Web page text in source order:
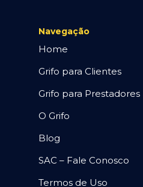
Navegação
Home
Grifo para Clientes
Grifo para Prestadores
O Grifo
Blog
SAC – Fale Conosco
Termos de Uso